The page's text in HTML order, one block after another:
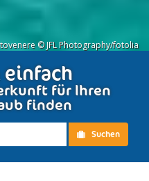
© JFL Photography/fotolia
einfach
für Ihren
finden
Suchen